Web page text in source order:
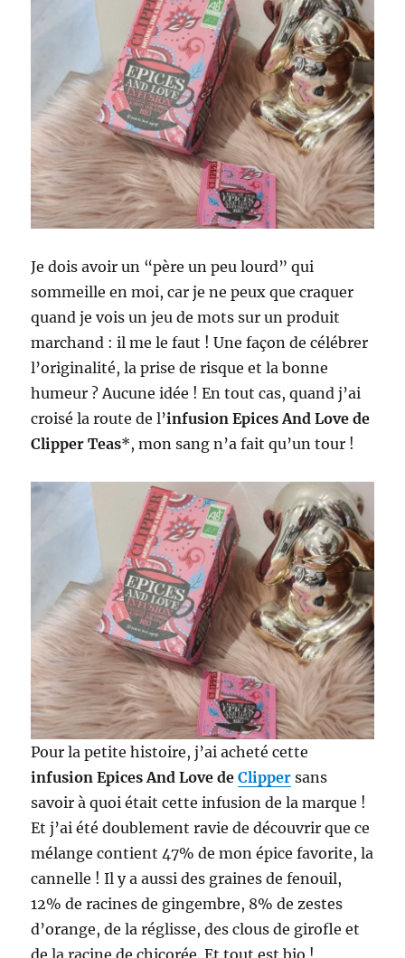
Je dois avoir un “père un peu lourd” qui
sommeille en moi, car je ne peux que craquer
quand je vois un jeu de mots sur un produit
marchand : il me le faut ! Une façon de célébrer
l’originalité, la prise de risque et la bonne
humeur ? Aucune idée ! En tout cas, quand j’ai
croisé la route de l’infusion Epices And Love de
Clipper Teas*, mon sang n’a fait qu’un tour !
Pour la petite histoire, j’ai acheté cette
infusion Epices And Love deClipper sans
savoir à quoi était cette infusion de la marque !
Et j’ai été doublement ravie de découvrir que ce
mélange contient 47% de mon épice favorite, la
cannelle ! Il y a aussi des graines de fenouil,
12% de racines de gingembre, 8% de zestes
d’orange, de la réglisse, des clous de girofle et
de la racine de chicorée. Et tout est bio !